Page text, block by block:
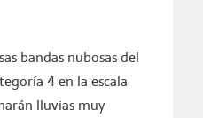
bandas nubosas del
4 en la escala
lluvias muy